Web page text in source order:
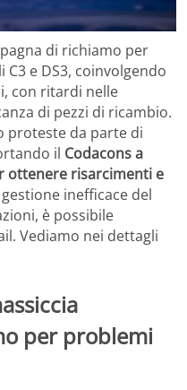
di richiamo per
e DS3, coinvolgendo
con ritardi nelle
di pezzi di ricambio.
proteste da parte di
il Codacons a
ottenere risarcimenti e
inefficace del
è possibile
Vediamo nei dettagli
per problemi